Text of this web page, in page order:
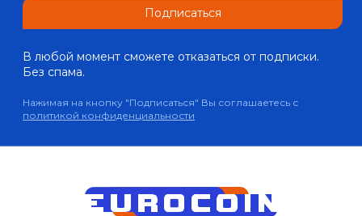
Подписаться
В любой момент сможете отказаться от подписки.
Без спама.
Нажимая на кнопку "Подписаться" Вы соглашаетесь с
политикой конфиденциальности